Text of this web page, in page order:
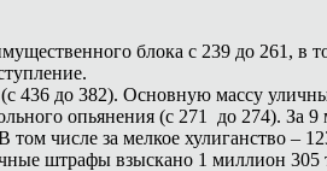
блока с 239 до 261, в
436 до 382). Основную массу
опьянения (с 271 до 274). За
числе за мелкое хулиганство –
штрафы взыскано 1 миллион